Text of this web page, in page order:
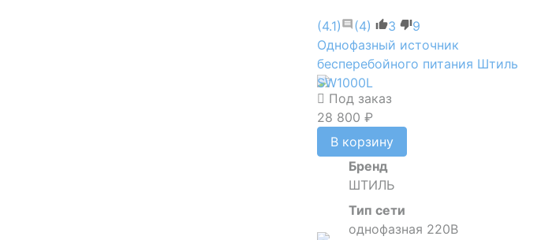
(4.1) (4) 3
9
Однофазный источник
бесперебойного питания Штиль
SW1000L
Под заказ
28 800 ₽
В корзину
Бренд
ШТИЛЬ
Тип сети
однофазная 220В